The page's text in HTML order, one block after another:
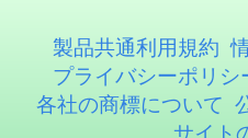
製品共通利用規約
プライバシーポリシ
各社の商標について
サイト